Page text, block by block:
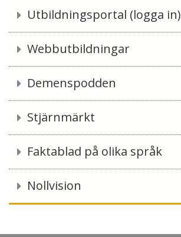
Utbildningsportal (logga in)
Webbutbildningar
Demenspodden
Stjärnmärkt
Faktablad på olika språk
Nollvision